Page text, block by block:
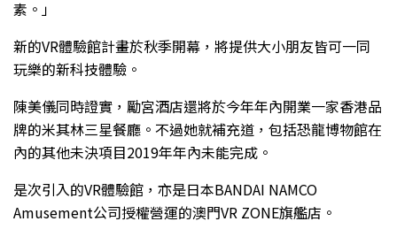
素。」
新的VR體驗館計畫於秋季開幕，將提供大小朋友皆可一同
玩樂的新科技體驗。
陳美儀同時證實，勵宮酒店還將於今年年內開業一家香港品
牌的米其林三星餐廳。不過她就補充道，包括恐龍博物館在
內的其他未決項目2019年年內未能完成。
是次引入的VR體驗館，亦是日本BANDAI NAMCO
Amusement公司授權營運的澳門VR ZONE旗艦店。